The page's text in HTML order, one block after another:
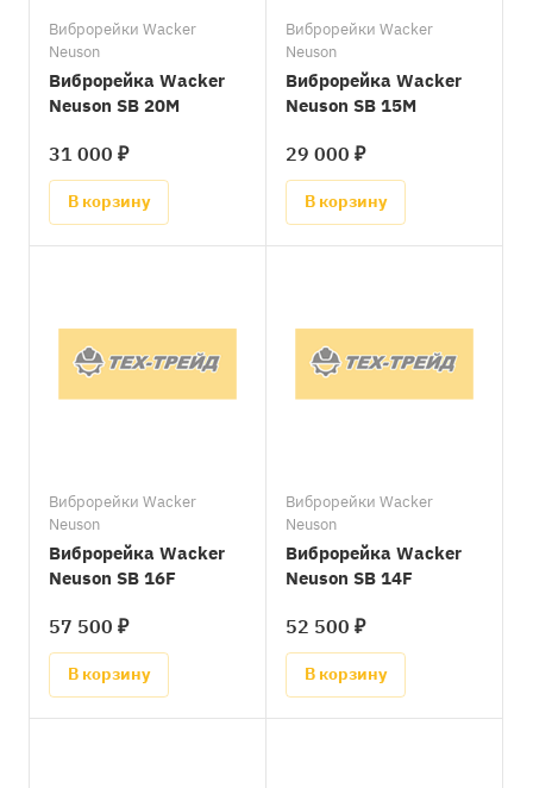
Виброрейки Wacker
Neuson
Виброрейка Wacker
Neuson SB 20М
31 000 ₽
В корзину
Виброрейки Wacker
Neuson
Виброрейка Wacker
Neuson SB 15М
29 000 ₽
В корзину
Виброрейки Wacker
Neuson
Виброрейка Wacker
Neuson SB 16F
57 500 ₽
В корзину
Виброрейки Wacker
Neuson
Виброрейка Wacker
Neuson SB 14F
52 500 ₽
В корзину